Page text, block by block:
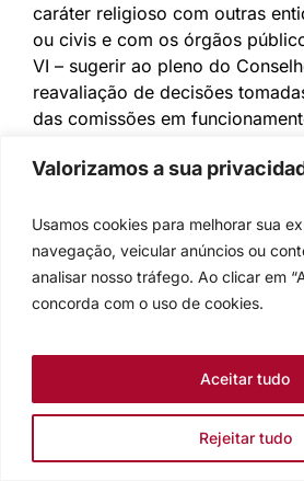
Valorizamos a sua
Usamos cookies para melhorar sua
navegação, veicular anúncios ou
analisar nosso tráfego. Ao clicar em
concorda com o uso de cookies.
Rejeitar tudo
Aceitar tudo
caráter religioso com outras
ou civis e com os órgãos
VI – sugerir ao pleno do
reavaliação de decisões
das comissões em
exceção do Conselho Fiscal;
e propor, ao Conselho e à
programas de atuação para o
VIII – em conjunto com o
a) exercer a função de guia
ministérios que neles estiverem
b) zelar pela unidade de
pastoral da Igreja no SÍNODO;
c) dedicar-se de modo especial
aprofundamento teológico e